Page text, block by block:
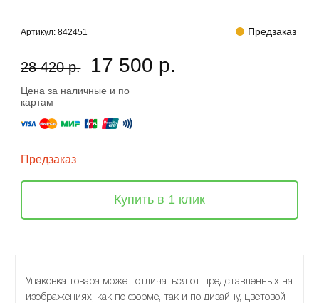
Артикул:842451 Предзаказ
28 420 р. 17 500 р.
Цена за наличные и по
картам
Предзаказ
Купить в 1 клик
Упаковка товара может отличаться от представленных на
изображениях, как по форме, так и по дизайну, цветовой